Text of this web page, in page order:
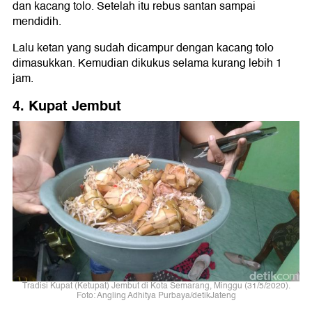
dan kacang tolo. Setelah itu rebus santan sampai
mendidih.
Lalu ketan yang sudah dicampur dengan kacang tolo
dimasukkan. Kemudian dikukus selama kurang lebih 1
jam.
4. Kupat Jembut
Tradisi Kupat (Ketupat) Jembut di Kota Semarang, Minggu (31/5/2020).
Foto: Angling Adhitya Purbaya/detikJateng